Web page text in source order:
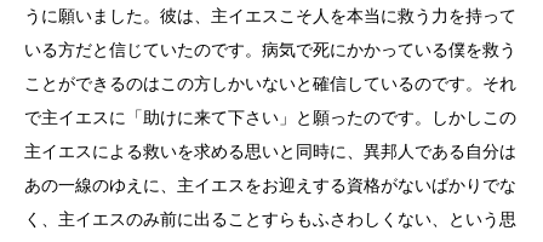
うに願いました。彼は、主イエスこそ人を本当に救う力を持って
いる方だと信じていたのです。病気で死にかかっている僕を救う
ことができるのはこの方しかいないと確信しているのです。それ
で主イエスに「助けに来て下さい」と願ったのです。しかしこの
主イエスによる救いを求める思いと同時に、異邦人である自分は
あの一線のゆえに、主イエスをお迎えする資格がないばかりでな
く、主イエスのみ前に出ることすらもふさわしくない、という思